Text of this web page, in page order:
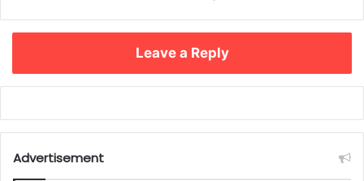
Leave a Reply
Advertisement